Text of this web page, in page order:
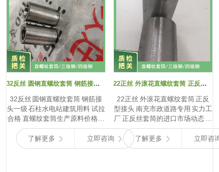
刀具设计，进一步提高丝头加工
精度，确保丝头的螺距、牙型角
等参数准确无误，提高钢筋丝接
头的连接强度与稳定性。同时，
研发新型丝头加工工艺，如采用
冷挤压成型丝头技术，减少传统
切削加工对钢筋材质性能的影
响，提高丝头的综合性能。 市场
需求方面，随着建筑市场的持续
施建设的加速，对钢筋丝接头的
需求将保持增长态势。在房屋
建...
方位检测。它可以快速识别套筒
表面的划痕、裂纹、变形等缺
陷，并且能够精确测量套筒的尺
寸，如外径、内径、长度等，与
标准尺寸进行对比，判断是否合
格。 超声波检测技术则用于检测
直螺纹套筒内部的质量状况。通
过向套筒发射超声波，根据超声
波在套筒内部传播时的反射、折
在孔洞、夹杂等缺陷。这种检测
方式具有无损、检测速度快、
精...
32反丝 圆钢直螺纹套筒 钢筋接头一级 石柱水电站建筑用料 试拉合格
32反丝 圆钢直螺纹套筒 钢筋接
头一级 石柱水电站建筑用料 试拉
合格 直螺纹套筒生产原料价格走
势 直螺纹套筒生产原料主要为钢
材，其价格走势受多种因素交织
影响。从宏观经济角度看，全球
了解更多 立即咨询
22正丝 外滚花直螺纹套筒 正反型接头 南充市政道路专用 实力工厂
22正丝 外滚花直螺纹套筒 正反
型接头 南充市政道路专用 实力工
厂 正反丝套筒的进口市场动态 正
反丝套筒进口市场呈现出动态变
化的特点。在全球范围内，随着
建筑行业的发展，对正反丝套筒
了解更多 立即咨